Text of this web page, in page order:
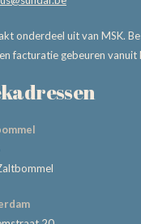
onderdeel uit van MSK.
facturatie gebeuren vanuit